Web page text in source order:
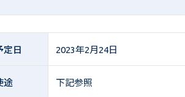
定日 2023年2月24日
途 下記参照